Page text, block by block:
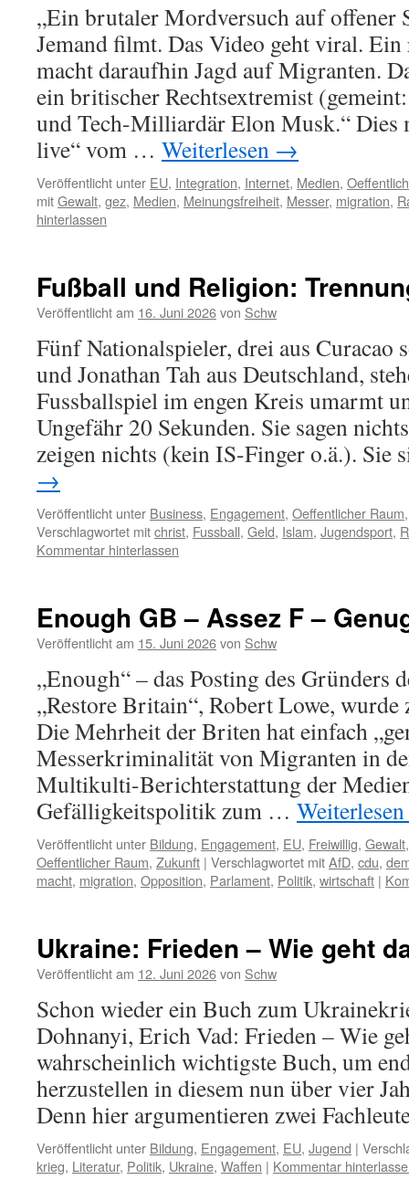
„Ein brutaler Mordversuch auf offener
Jemand filmt. Das Video geht viral.
macht daraufhin Jagd auf Migranten.
ein britischer Rechtsextremist
und Tech-Milliardär Elon Musk.“ Dies
live“ vom … Weiterlesen →
Veröffentlicht unter EU, Integration, Internet, Medien,
mitGewalt, gez, Medien, Meinungsfreiheit, Messer, migration,
hinterlassen
Fußball und Religion:
Veröffentlicht am 16. Juni 2026von Schw
Fünf Nationalspieler, drei aus Curacao
und Jonathan Tah aus Deutschland,
Fussballspiel im engen Kreis umarmt
Ungefähr 20 Sekunden. Sie sagen
zeigen nichts (kein IS-Finger o.ä.).
→
Veröffentlicht unter Business, Engagement, Oeffentlicher Raum
Verschlagwortet mitchrist, Fussball, Geld, Islam, Jugendsport,
Kommentar hinterlassen
Enough GB – Assez F –
Veröffentlicht am 15. Juni 2026von Schw
„Enough“ – das Posting des Gründers
„Restore Britain“, Robert Lowe,
Die Mehrheit der Briten hat einfach
Messerkriminalität von Migranten in
Multikulti-Berichterstattung der
Gefälligkeitspolitik zum … Weiterlesen
Veröffentlicht unter Bildung, Engagement, EU, Freiwillig, Gewalt
Oeffentlicher Raum, Zukunft | Verschlagwortet mitAfD, cdu,
macht, migration, Opposition, Parlament, Politik, wirtschaft |
Ukraine: Frieden – Wie geht
Veröffentlicht am 12. Juni 2026von Schw
Schon wieder ein Buch zum
Dohnanyi, Erich Vad: Frieden – Wie
wahrscheinlich wichtigste Buch, um
herzustellen in diesem nun über vier
Denn hier argumentieren zwei
Veröffentlicht unter Bildung, Engagement, EU, Jugend |
krieg, Literatur, Politik, Ukraine, Waffen | Kommentar